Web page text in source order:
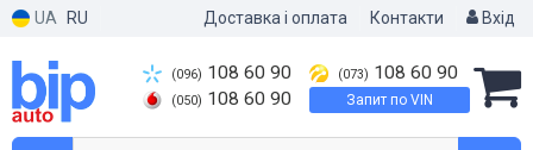
UA RU Доставка і оплата Контакти Вхід
(096) 108 60 90
(050) 108 60 90
(073) 108 60 90
Запит по VIN